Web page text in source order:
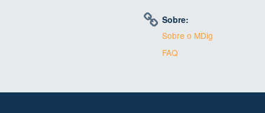
Sobre:
Sobre o MDig
FAQ